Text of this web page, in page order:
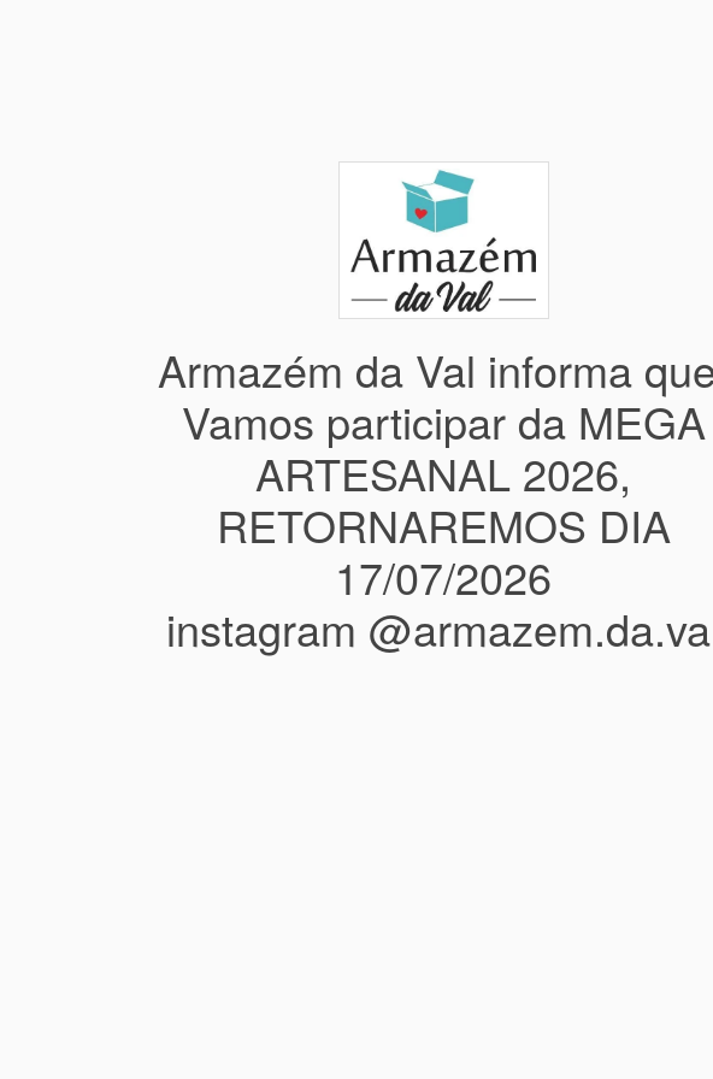
Armazém da Val informa
Vamos participar da MEGA
ARTESANAL 2026,
RETORNAREMOS DIA
17/07/2026
instagram